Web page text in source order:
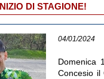
DI STAGIONE!
04/01/2024
Domenica
Concesio il